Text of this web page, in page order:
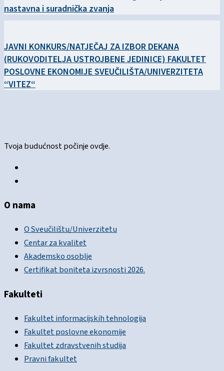
nastavna i suradnička zvanja
JAVNI KONKURS/NATJEČAJ ZA IZBOR DEKANA
(RUKOVODITELJA USTROJBENE JEDINICE) FAKULTET
POSLOVNE EKONOMIJE SVEUČILIŠTA/UNIVERZITETA
“VITEZ“
Tvoja budućnost počinje ovdje.
O nama
O Sveučilištu/Univerzitetu
Centar za kvalitet
Akademsko osoblje
Certifikat boniteta izvrsnosti 2026.
Fakulteti
Fakultet informacijskih tehnologija
Fakultet poslovne ekonomije
Fakultet zdravstvenih studija
Pravni fakultet